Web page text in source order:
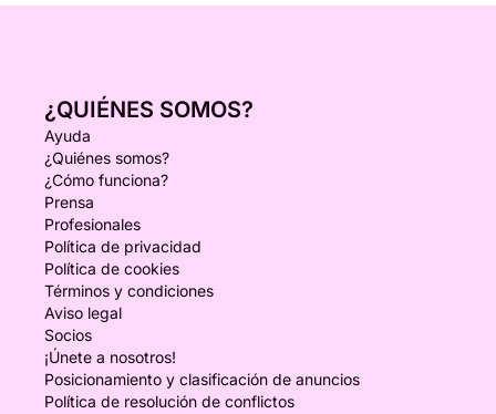
¿QUIÉNES SOMOS?
Ayuda
¿Quiénes somos?
¿Cómo funciona?
Prensa
Profesionales
Política de privacidad
Política de cookies
Términos y condiciones
Aviso legal
Socios
¡Únete a nosotros!
Posicionamiento y clasificación de anuncios
Política de resolución de conflictos